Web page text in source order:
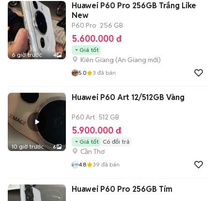
6 giờ trước 4
Huawei P60 Pro 256GB Trắng Like
New
P60 Pro 256 GB
5.600.000 đ
Giá tốt
Kiên Giang (An Giang mới)
5.0 3 đã bán
10 giờ trước 6
Huawei P60 Art 12/512GB Vàng
P60 Art 512 GB
5.900.000 đ
Giá tốt Có đổi trả
Cần Thơ
4.8 39 đã bán
Huawei P60 Pro 256GB Tím